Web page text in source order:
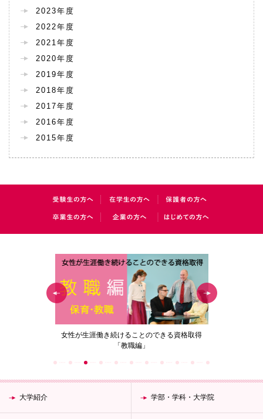
2023年度
2022年度
2021年度
2020年度
2019年度
2018年度
2017年度
2016年度
2015年度
女性が生涯働き続けることのできる資格取得
「教職編」
大学紹介 学部・学科・大学院